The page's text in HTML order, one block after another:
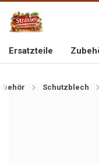
IMPORTEUR VON
Ersatzteile
Schutzblech